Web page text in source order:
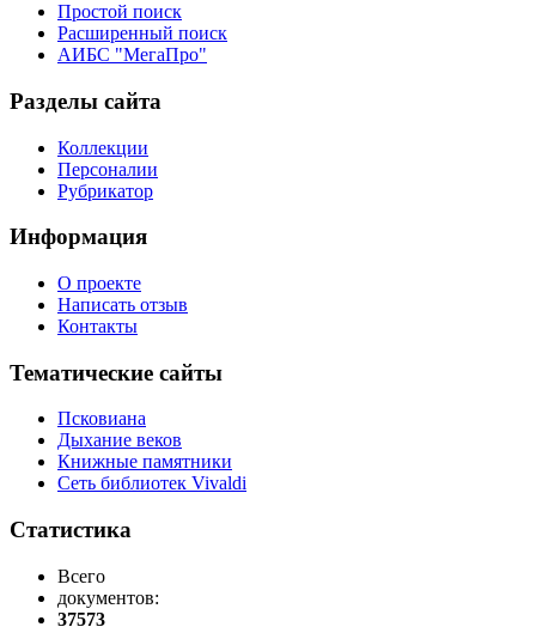
Простой поиск
Расширенный поиск
АИБС "МегаПро"
Разделы сайта
Коллекции
Персоналии
Рубрикатор
Информация
О проекте
Написать отзыв
Контакты
Тематические сайты
Псковиана
Дыхание веков
Книжные памятники
Сеть библиотек Vivaldi
Статистика
Всего
документов:
37573